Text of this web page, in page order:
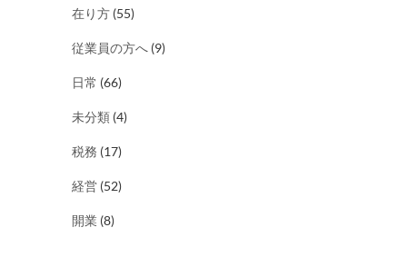
在り方 (55)
従業員の方へ (9)
日常 (66)
未分類 (4)
税務 (17)
経営 (52)
開業 (8)